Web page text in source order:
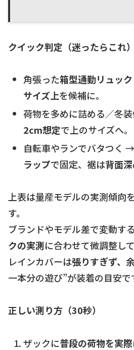
クイック判定（迷ったらこれ）
角張った箱型通勤リュック
サイズ上を候補に。
荷物を多めに詰める／冬
2cm想定で上のサイズへ。
自転車やランでバタつく →
ラップで固定、裾は背面
上表は量産モデルの実測傾向
す。
ブランドやモデル差で変動する
クの実測に合わせて微調整し
レインカバーは張りすぎず、
一本分の遊び”が装着の目安で
正しい測り方（30秒）
ザックに普段の荷物を実